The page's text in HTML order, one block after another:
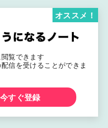
覧できます
信を受けることができま
オススメ！
すぐ登録